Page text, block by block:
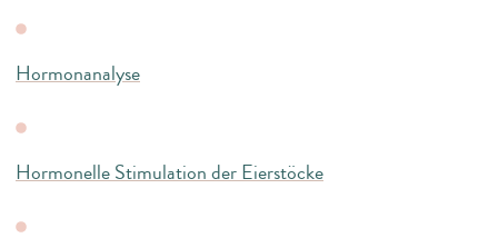
Hormonanalyse
Hormonelle Stimulation der Eierstöcke